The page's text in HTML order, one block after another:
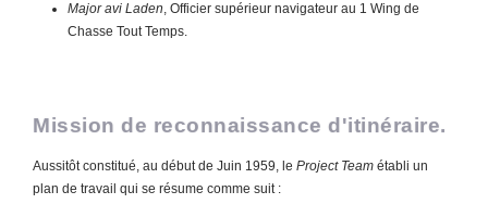
Major avi Laden, Officier supérieur navigateur au 1 Wing de
Chasse Tout Temps.
Mission de reconnaissance d'itinéraire.
Aussitôt constitué, au début de Juin 1959, le Project Team établi un
plan de travail qui se résume comme suit :